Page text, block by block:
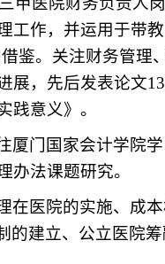
作，并运用于带教
鉴。关注财务管理
展，先后发表论文
践意义》。
厦门国家会计学院
办法课题研究。
在医院的实施、成
建立、公立医院筹